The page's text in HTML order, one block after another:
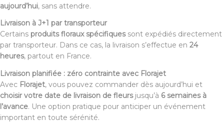
aujourd’hui, sans attendre.
Livraison à J+1 par transporteur
Certains produits floraux spécifiquessont expédiés directement
par transporteur. Dans ce cas, la livraison s’effectue en 24
heures, partout en France.
Livraison planifiée : zéro contrainte avec Florajet
Avec Florajet, vous pouvez commander dès aujourd’hui et
choisir votre date de livraison de fleursjusqu’à 6 semaines à
l’avance. Une option pratique pour anticiper un événement
important en toute sérénité.